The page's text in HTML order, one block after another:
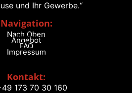
und Ihr Gewerbe.“
Navigation:
Nach Oben
Angebot
FAQ
Impressum
Kontakt:
173 70 30 160